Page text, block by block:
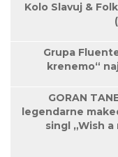
Kolo Slavuj &
Grupa
krenemo“
GORAN
legendarne
singl „Wish